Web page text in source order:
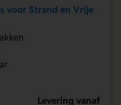
voor Strand en Vrije
Levering vanaf